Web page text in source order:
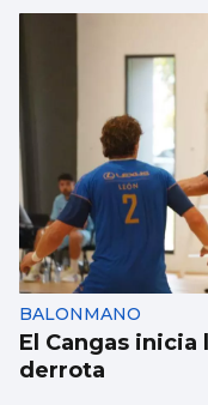
BALONMANO
El Cangas
derrota